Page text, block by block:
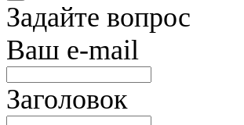
Задайте вопрос
Ваш e-mail
Заголовок